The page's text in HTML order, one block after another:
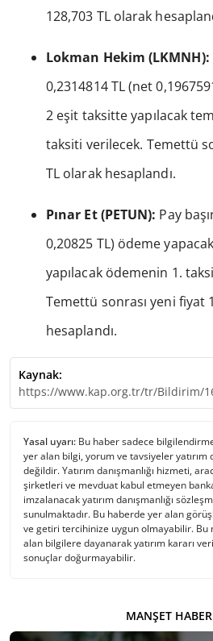
128,703 TL olarak
Lokman Hekim (LKMNH):
0,2314814 TL (net
2 eşit taksitte yapılacak
taksiti verilecek. Temettü
TL olarak hesaplandı.
Pınar Et (PETUN): Pay
0,20825 TL) ödeme
yapılacak ödemenin 1.
Temettü sonrası yeni fiyat
hesaplandı.
Kaynak:
https://www.kap.org.tr/tr/Bildirim/
Yasal uyarı: Bu haber sadece
yer alan bilgi, yorum ve tavsiyeler yatırım
değildir. Yatırım danışmanlığı hizmeti,
şirketleri ve mevduat kabul etmeyen
imzalanacak yatırım danışmanlığı
sunulmaktadır. Bu haberde yer alan
ve getiri tercihinize uygun olmayabilir. Bu
alan bilgilere dayanarak yatırım kararı
sonuçlar doğurmayabilir.
MANŞET